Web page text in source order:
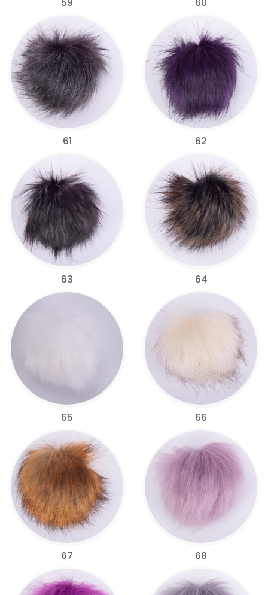
61 62
63 64
65 66
67 68